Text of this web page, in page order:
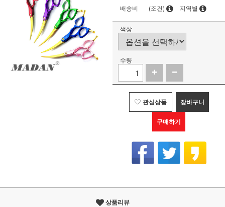
배송비
(조건) 지역별
색상
수량
관심상품 장바구니
구매하기
상품리뷰